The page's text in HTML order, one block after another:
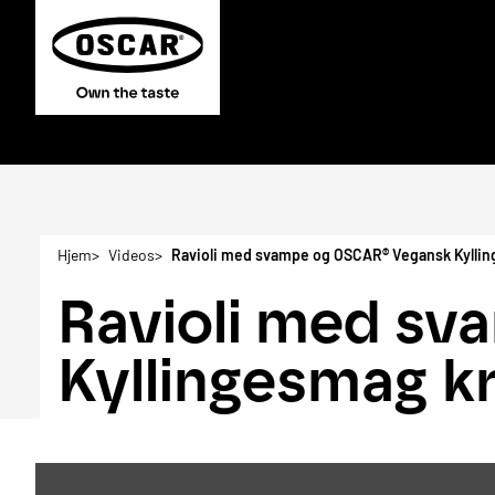
Hjem Videos Ravioli med svampe og OSCAR® Vegansk
Ravioli med
Kyllingesmag